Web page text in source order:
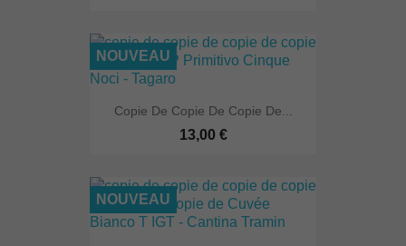
Copie De Copie De Copie De...
13,00 €
NOUVEAU
NOUVEAU